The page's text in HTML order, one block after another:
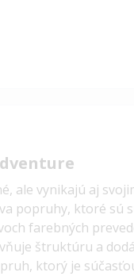
ale vynikajú aj
popruhy, ktoré sú
farebných
štruktúru a
ktorý je